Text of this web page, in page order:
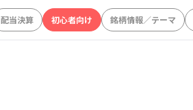
配当決算 初心者向け 銘柄情報／テーマ